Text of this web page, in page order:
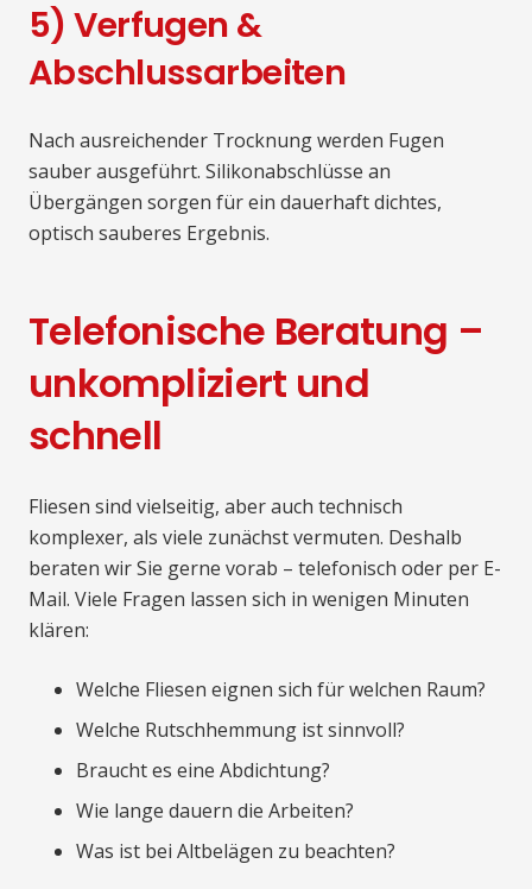
5) Verfugen &
Abschlussarbeiten
Nach ausreichender Trocknung werden Fugen
sauber ausgeführt. Silikonabschlüsse an
Übergängen sorgen für ein dauerhaft dichtes,
optisch sauberes Ergebnis.
Telefonische Beratung –
unkompliziert und
schnell
Fliesen sind vielseitig, aber auch technisch
komplexer, als viele zunächst vermuten. Deshalb
beraten wir Sie gerne vorab – telefonisch oder per E-
Mail. Viele Fragen lassen sich in wenigen Minuten
klären:
Welche Fliesen eignen sich für welchen Raum?
Welche Rutschhemmung ist sinnvoll?
Braucht es eine Abdichtung?
Wie lange dauern die Arbeiten?
Was ist bei Altbelägen zu beachten?